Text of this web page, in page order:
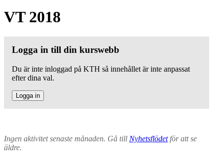
VT 2018
Logga in till din kurswebb
Du är inte inloggad på KTH så innehållet är inte anpassat
efter dina val.
Logga in
Ingen aktivitet senaste månaden. Gå till Nyhetsflödetför att se
äldre.